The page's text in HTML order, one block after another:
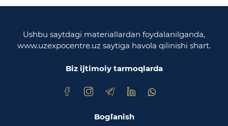
O‘zbekiston Respublikasi Adliya vazirligi
Trade Uzbekistan milliy eksportbop savdo
Ushbu saytdagi materiallardan foydalanilganda,
www.uzexpocentre.uz saytiga havola qilinishi shart.
Biz ijtimoiy tarmoqlarda
Bog`lanish